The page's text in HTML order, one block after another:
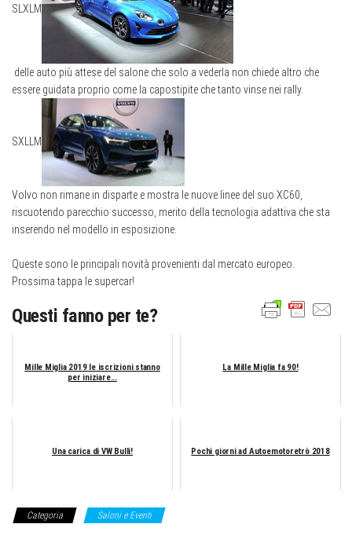
S XL M
delle auto più attese del salone che solo a vederla non chiede altro che
essere guidata proprio come la capostipite che tanto vinse nei rally.
SXL M
Volvo non rimane in disparte e mostra le nuove linee del suo XC60,
riscuotendo parecchio successo, merito della tecnologia adattiva che sta
inserendo nel modello in esposizione.
Queste sono le principali novità provenienti dal mercato europeo.
Prossima tappa le supercar!
Questi fanno per te?
Mille Miglia 2019 le iscrizioni stanno
per iniziare...
La Mille Miglia fa 90!
Una carica di VW Bulli! Pochi giorni ad Autoemotoretrò 2018
Categoria Saloni e Eventi